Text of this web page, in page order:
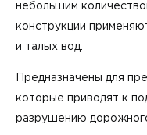
небольшим
конструкции
и талых вод.
Предназначены для
которые приводят к
разрушению